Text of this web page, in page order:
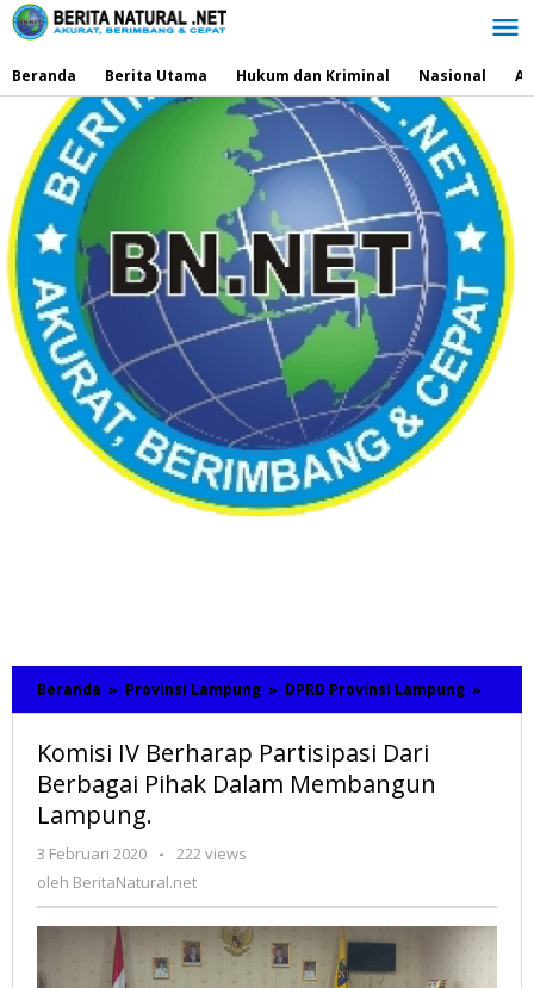
Lewati
ke
Beranda
Berita Utama Hukum dan Kriminal Nasional
Beranda » Provinsi Lampung » DPRD Provinsi Lampung »
IV
Komisi IV Berharap Partisipasi Dari
Berbagai Pihak Dalam Membangun
Lampung.
3 Februari 2020
oleh
BeritaNatural.net
-
222 views
oleh BeritaNatural.net